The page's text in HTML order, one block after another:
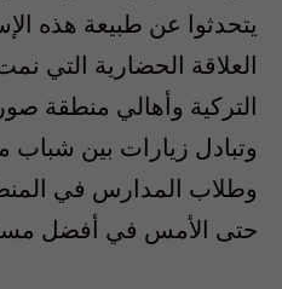
يتحدثوا عن طبيعة هذه
العلاقة الحضارية التي
التركية وأهالي منطقة
وتبادل زيارات بين
وطلاب المدارس في
حتى الأمس في أفضل